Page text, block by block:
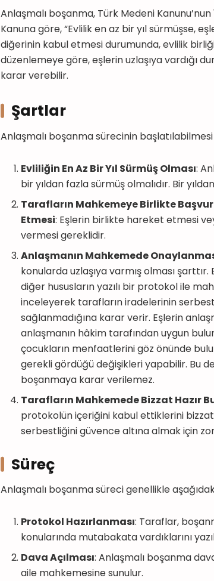
Anlaşmalı boşanma, Türk Medeni
Kanuna göre, “Evlilik en az bir yıl sürmüşse,
diğerinin kabul etmesi durumunda, evlilik
düzenlemeye göre, eşlerin uzlaşıya vardığı
karar verebilir.
Şartlar
Anlaşmalı boşanma sürecinin
Evliliğin En Az Bir Yıl Sürmüş Olması:
bir yıldan fazla sürmüş olmalıdır. Bir
Tarafların Mahkemeye Birlikte
Etmesi: Eşlerin birlikte hareket etmesi
vermesi gereklidir.
Anlaşmanın Mahkemede
konularda uzlaşıya varmış olması
diğer hususların yazılı bir protokol ile
inceleyerek tarafların iradelerinin
sağlanmadığına karar verir. Eşlerin
anlaşmanın hâkim tarafından uygun
çocukların menfaatlerini göz önünde
gerekli gördüğü değişikleri yapabilir. Bu
boşanmaya karar verilemez.
Tarafların Mahkemede Bizzat Hazır
protokolün içeriğini kabul ettiklerini
serbestliğini güvence altına almak için
Süreç
Anlaşmalı boşanma süreci genellikle
Protokol Hazırlanması: Taraflar,
konularında mutabakata vardıklarını
Dava Açılması: Anlaşmalı boşanma
aile mahkemesine sunulur.